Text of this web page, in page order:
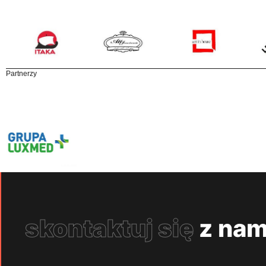
Partnerzy
skontaktuj się z